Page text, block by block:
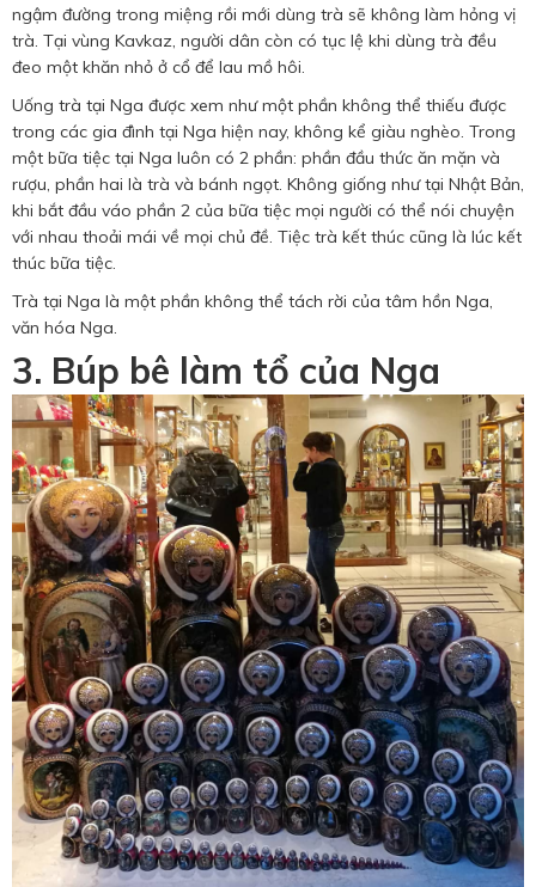
ngậm đường trong miệng rồi mới dùng trà sẽ không làm hỏng vị
trà. Tại vùng Kavkaz, người dân còn có tục lệ khi dùng trà đều
đeo một khăn nhỏ ở cổ để lau mồ hôi.
Uống trà tại Nga được xem như một phần không thể thiếu được
trong các gia đình tại Nga hiện nay, không kể giàu nghèo. Trong
một bữa tiệc tại Nga luôn có 2 phần: phần đầu thức ăn mặn và
rượu, phần hai là trà và bánh ngọt. Không giống như tại Nhật Bản,
khi bắt đầu váo phần 2 của bữa tiệc mọi người có thể nói chuyện
với nhau thoải mái về mọi chủ đề. Tiệc trà kết thúc cũng là lúc kết
thúc bữa tiệc.
Trà tại Nga là một phần không thể tách rời của tâm hồn Nga,
văn hóa Nga.
3. Búp bê làm tổ của Nga